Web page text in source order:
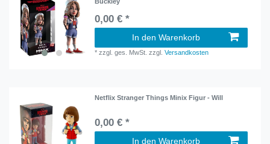
0,00 € *
In den Warenkorb
*zzgl. ges. MwSt. zzgl.Versandkosten
Netflix Stranger Things Minix Figur - Will
0,00 € *
In den Warenkorb